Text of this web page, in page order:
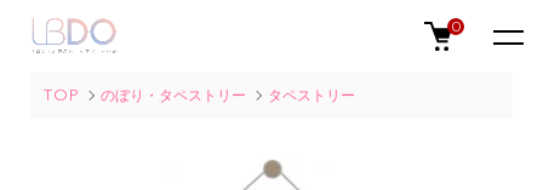
0
TOP のぼり・タペストリー タペストリー